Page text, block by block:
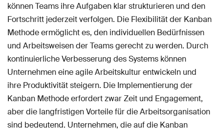
können Teams ihre Aufgaben klar strukturieren und den
Fortschritt jederzeit verfolgen. Die Flexibilität der Kanban
Methode ermöglicht es, den individuellen Bedürfnissen
und Arbeitsweisen der Teams gerecht zu werden. Durch
kontinuierliche Verbesserung des Systems können
Unternehmen eine agile Arbeitskultur entwickeln und
ihre Produktivität steigern. Die Implementierung der
Kanban Methode erfordert zwar Zeit und Engagement,
aber die langfristigen Vorteile für die Arbeitsorganisation
sind bedeutend. Unternehmen, die auf die Kanban